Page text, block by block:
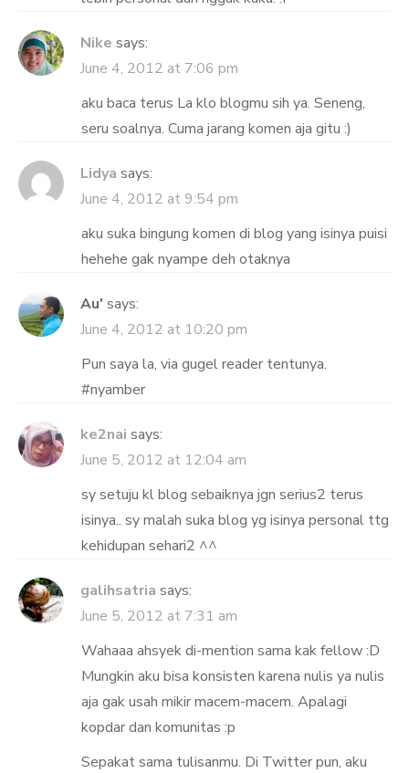
Nike says:
June 4, 2012 at 7:06 pm
aku baca terus La klo blogmu sih ya. Seneng,
seru soalnya. Cuma jarang komen aja gitu :)
Lidya says:
June 4, 2012 at 9:54 pm
aku suka bingung komen di blog yang isinya puisi
hehehe gak nyampe deh otaknya
Au' says:
June 4, 2012 at 10:20 pm
Pun saya la, via gugel reader tentunya.
#nyamber
ke2nai says:
June 5, 2012 at 12:04 am
sy setuju kl blog sebaiknya jgn serius2 terus
isinya.. sy malah suka blog yg isinya personal ttg
kehidupan sehari2 ^^
galihsatria says:
June 5, 2012 at 7:31 am
Wahaaa ahsyek di-mention sama kak fellow :D
Mungkin aku bisa konsisten karena nulis ya nulis
aja gak usah mikir macem-macem. Apalagi
kopdar dan komunitas :p
Sepakat sama tulisanmu. Di Twitter pun, aku